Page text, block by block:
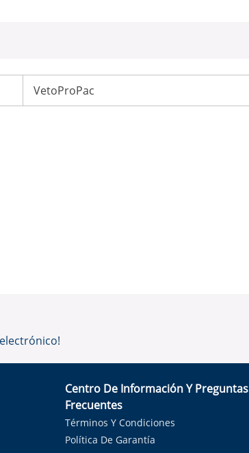
VetoProPac
Centro De Información Y Preguntas
Frecuentes
Términos Y Condiciones
Política De Garantía